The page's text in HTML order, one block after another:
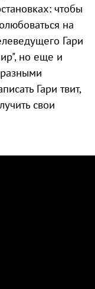
чтобы
на
Гари
но еще и
Гари твит,
свои